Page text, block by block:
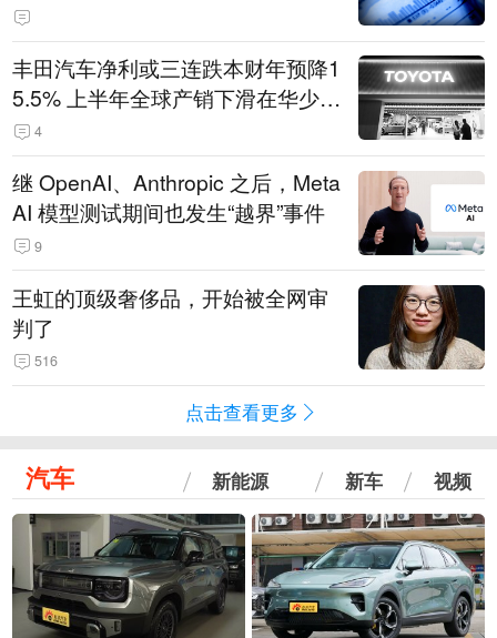
丰田汽车净利或三连跌本财年预降1
5.5% 上半年全球产销下滑在华少卖
14.3万辆
4
继 OpenAI、Anthropic 之后，Meta
AI 模型测试期间也发生“越界”事件
9
王虹的顶级奢侈品，开始被全网审
判了
516
点击查看更多
汽车 新能源 新车 视频